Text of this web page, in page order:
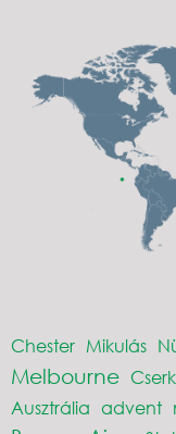
Chester Mikulás
Melbourne
Ausztrália advent